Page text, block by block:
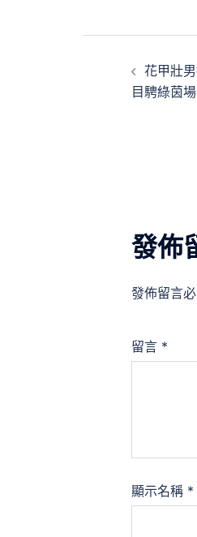
花甲壯
目騁綠茵場
發佈
發佈留言
留言 *
顯示名稱 *